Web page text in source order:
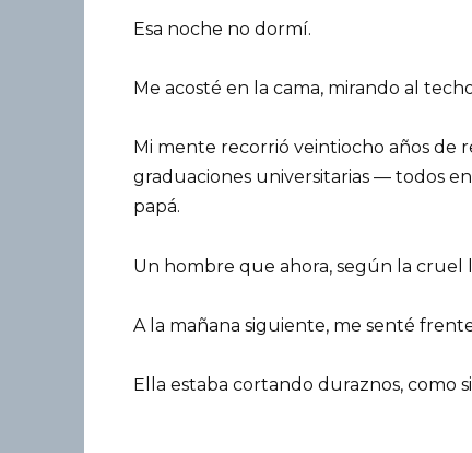
Esa noche no dormí.
Me acosté en la cama, mirando al
Mi mente recorrió veintiocho años de
graduaciones universitarias — todos
papá.
Un hombre que ahora, según la cruel
A la mañana siguiente, me senté
Ella estaba cortando duraznos, como